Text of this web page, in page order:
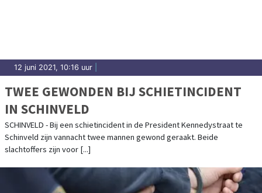
12 juni 2021, 10:16 uur
TWEE GEWONDEN BIJ SCHIETINCIDENT
IN SCHINVELD
SCHINVELD - Bij een schietincident in de President Kennedystraat te
Schinveld zijn vannacht twee mannen gewond geraakt. Beide
slachtoffers zijn voor [...]